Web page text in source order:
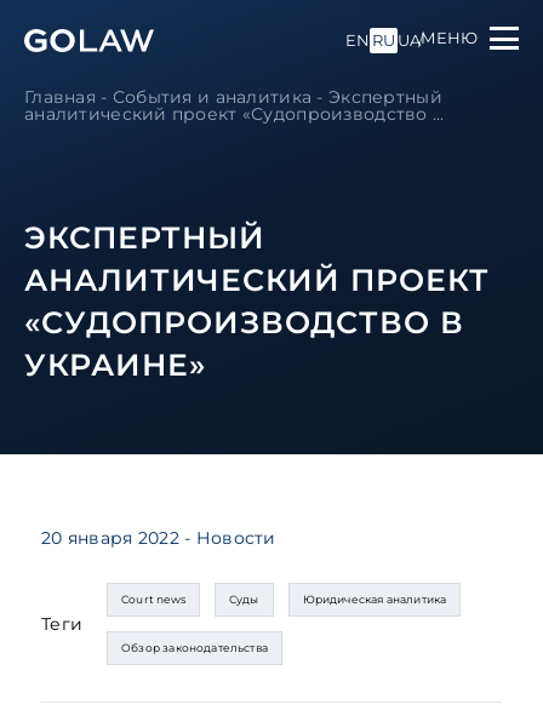
EN RU UAМЕНЮ
Главная - События и аналитика - Экспертный
аналитический проект «Судопроизводство ...
ЭКСПЕРТНЫЙ
АНАЛИТИЧЕСКИЙ ПРОЕКТ
«СУДОПРОИЗВОДСТВО В
УКРАИНЕ»
20 января 2022 - Новости
Теги
Court news Суды Юридическая аналитика
Обзор законодательства